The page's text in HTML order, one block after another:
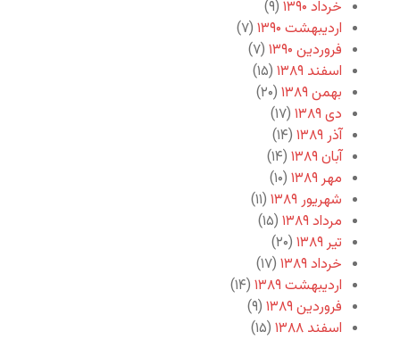
خرداد ۱۳۹۰
(۹)
اردیبهشت ۱۳۹۰
(۷)
فروردین ۱۳۹۰
(۷)
اسفند ۱۳۸۹
(۱۵)
بهمن ۱۳۸۹
(۲۰)
دی ۱۳۸۹
(۱۷)
آذر ۱۳۸۹
(۱۴)
آبان ۱۳۸۹
(۱۴)
مهر ۱۳۸۹
(۱۰)
شهریور ۱۳۸۹
(۱۱)
مرداد ۱۳۸۹
(۱۵)
تیر ۱۳۸۹
(۲۰)
خرداد ۱۳۸۹
(۱۷)
اردیبهشت ۱۳۸۹
(۱۴)
فروردین ۱۳۸۹
(۹)
اسفند ۱۳۸۸
(۱۵)